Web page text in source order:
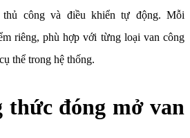
thủ công và điều khiển tự động. Mỗi
riêng, phù hợp với từng loại van công
thể trong hệ thống.
thức đóng mở van